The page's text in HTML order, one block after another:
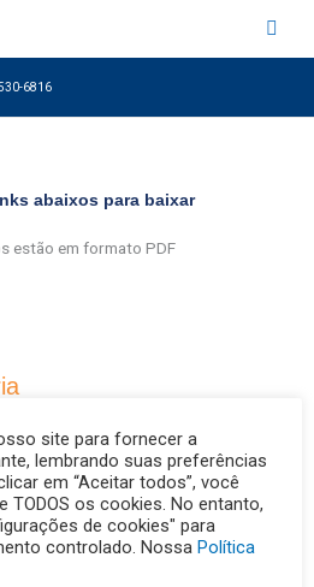
6816
abaixos para baixar
estão em formato PDF
site para fornecer a
lembrando suas preferências
em “Aceitar todos”, você
os cookies. No entanto,
de cookies" para
controlado. Nossa Política